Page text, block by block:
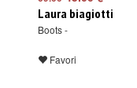
Laura biagiotti
Boots -
Favori